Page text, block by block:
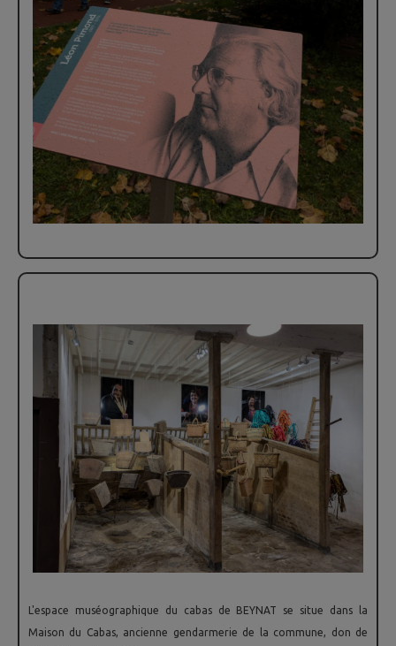
L'espace muséographique du cabas de BEYNAT se situe dans la
Maison du Cabas, ancienne gendarmerie de la commune, don de